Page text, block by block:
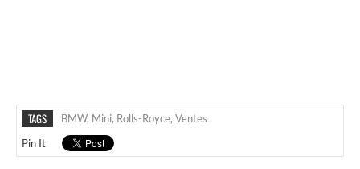
TAGS BMW, Mini, Rolls-Royce, Ventes
Pin It